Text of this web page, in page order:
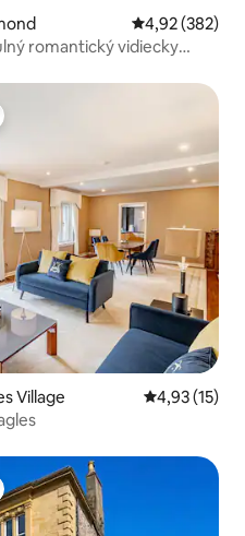
Priemerné
4,92 (382)
romantický vidiecky
Village Priemerné
4,93 (15)